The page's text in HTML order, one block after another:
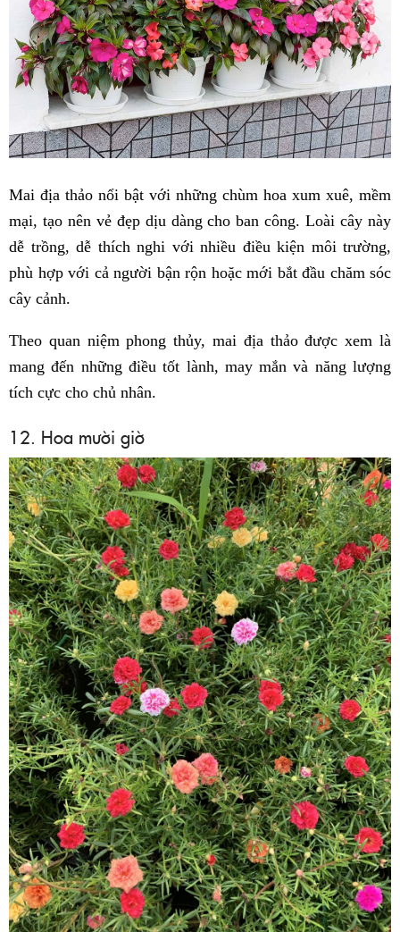
Mai địa thảo nổi bật với những chùm hoa xum xuê, mềm
mại, tạo nên vẻ đẹp dịu dàng cho ban công. Loài cây này
dễ trồng, dễ thích nghi với nhiều điều kiện môi trường,
phù hợp với cả người bận rộn hoặc mới bắt đầu chăm sóc
cây cảnh.
Theo quan niệm phong thủy, mai địa thảo được xem là
mang đến những điều tốt lành, may mắn và năng lượng
tích cực cho chủ nhân.
12. Hoa mười giờ